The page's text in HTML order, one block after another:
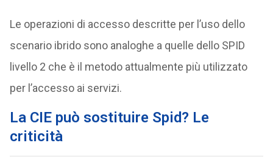
Le operazioni di accesso descritte per l’uso dello
scenario ibrido sono analoghe a quelle dello SPID
livello 2 che è il metodo attualmente più utilizzato
per l’accesso ai servizi.
La CIE può sostituire Spid? Le
criticità